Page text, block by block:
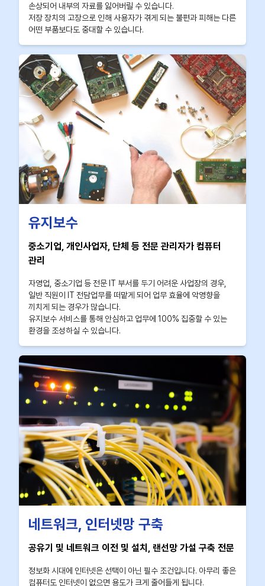
손상되어 내부의 자료를 잃어버릴 수 있습니다.
저장 장치의 고장으로 인해 사용자가 겪게 되는 불편과 피해는 다른
어떤 부품보다도 중대할 수 있습니다.
유지보수
중소기업, 개인사업자, 단체 등 전문 관리자가 컴퓨터
관리
자영업, 중소기업 등 전문 IT 부서를 두기 어려운 사업장의 경우,
일반 직원이 IT 전담업무를 떠맡게 되어 업무 효율에 악영향을
끼치게 되는 경우가 많습니다.
유지보수 서비스를 통해 안심하고 업무에 100% 집중할 수 있는
환경을 조성하실 수 있습니다.
네트워크, 인터넷망 구축
공유기 및 네트워크 이전 및 설치, 랜선망 가설 구축 전문
정보화 시대에 인터넷은 선택이 아닌 필수 조건입니다. 아무리 좋은
컴퓨터도 인터넷이 없으면 용도가 크게 줄어들게 됩니다.